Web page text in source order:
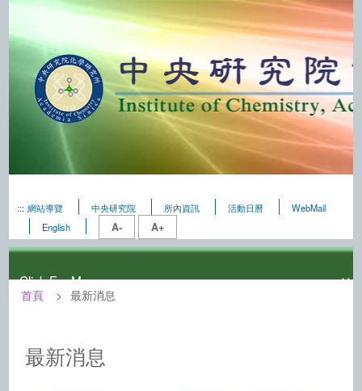
::: 網站導覽 中央研究院 所內資訊 活動日曆
WebMail
English
A- A+
首頁 最新消息
中央研究院化學研究所－最新消息
最新消息